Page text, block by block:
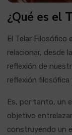
¿Qué es el
El Telar Filosófico
relacionar, desde
reflexión de
reflexión
Es, por tanto, un
objetivo
construyendo un